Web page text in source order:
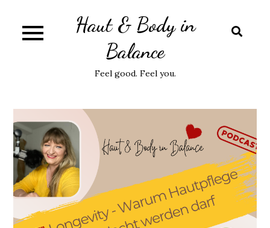
content
Haut & Body in
Balance
Feel good. Feel you.